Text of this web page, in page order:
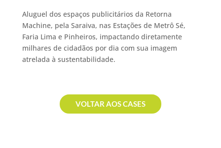
Aluguel dos espaços publicitários da Retorna
Machine, pela Saraiva, nas Estações de Metrô Sé,
Faria Lima e Pinheiros, impactando diretamente
milhares de cidadãos por dia com sua imagem
atrelada à sustentabilidade.
VOLTAR AOS CASES